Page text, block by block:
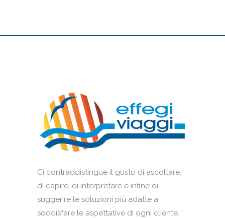
Ci contraddistingue il gusto di ascoltare,
di capire, di interpretare e infine di
suggerire le soluzioni più adatte a
soddisfare le aspettative di ogni cliente.